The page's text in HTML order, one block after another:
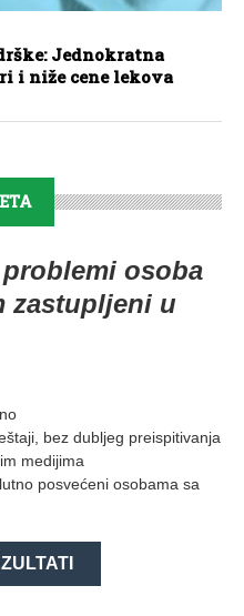
Jednokratna
i niže cene lekova
osoba
zastupljeni u
bez dubljeg preispitivanja
medijima
posvećeni osobama sa